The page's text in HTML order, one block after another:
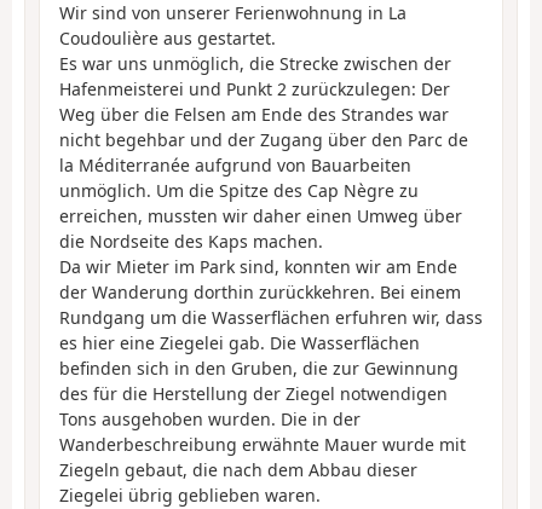
Wir sind von unserer Ferienwohnung in La
Coudoulière aus gestartet.
Es war uns unmöglich, die Strecke zwischen der
Hafenmeisterei und Punkt 2 zurückzulegen: Der
Weg über die Felsen am Ende des Strandes war
nicht begehbar und der Zugang über den Parc de
la Méditerranée aufgrund von Bauarbeiten
unmöglich. Um die Spitze des Cap Nègre zu
erreichen, mussten wir daher einen Umweg über
die Nordseite des Kaps machen.
Da wir Mieter im Park sind, konnten wir am Ende
der Wanderung dorthin zurückkehren. Bei einem
Rundgang um die Wasserflächen erfuhren wir, dass
es hier eine Ziegelei gab. Die Wasserflächen
befinden sich in den Gruben, die zur Gewinnung
des für die Herstellung der Ziegel notwendigen
Tons ausgehoben wurden. Die in der
Wanderbeschreibung erwähnte Mauer wurde mit
Ziegeln gebaut, die nach dem Abbau dieser
Ziegelei übrig geblieben waren.